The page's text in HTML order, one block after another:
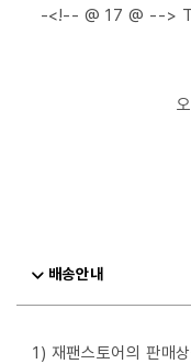
-<!-- @ 17 @ -->
배송안내
1) 재팬스토어의 판매